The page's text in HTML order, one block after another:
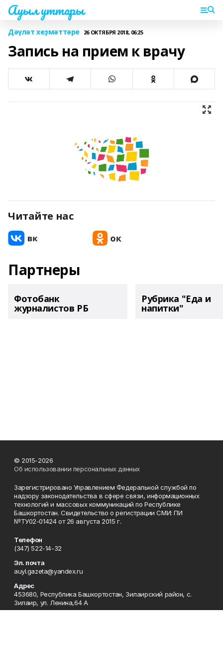
Ауыл уттары
Дәүләт хеҙмәттәре 26 ОКТЯБРЯ 2018, 06:25
Запись на прием к врачу
Читайте нас
Партнеры
Фотобанк
журналистов РБ
Рубрика "Еда и
напитки"
© 2015-2026
Об использовании персональных данных
Зарегистрировано Управлением Федеральной службой по
надзору законодательства в сфере связи, информационных
технологий и массовых коммуникаций по Республике
Башкортостан. Свидетельство о регистрации СМИ: ПИ
№ТУ02-01424 от 26 августа 2015 г.
Телефон
(347) 522-14-32
Эл. почта
auyl.gazeta@yandex.ru
Адрес
453680, Республика Башкортостан, Зилаирский район, с.
Зилаир, ул. Ленина,64 А